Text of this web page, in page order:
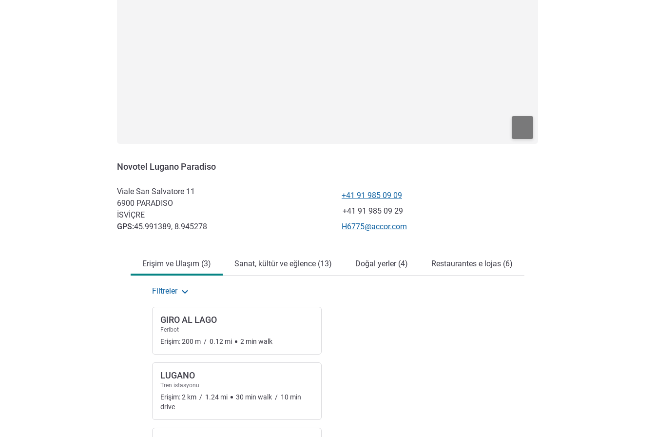
Novotel Lugano Paradiso
Viale San Salvatore 11
6900 PARADISO
İSVIÇRE
GPS:45.991389, 8.945278
Telefon
+41 91 985 09 09
Faks
+41 91 985 09 29
İletişim için e-posta
H6775@accor.com
Erişim ve Ulaşım (3) Sanat, kültür ve eğlence (13) Doğal yerler (4) Restaurantes e lojas (6)
Filtreler
GIRO AL LAGO
Feribot
Erişim:200 m / 0.12 mi 2 min walk
LUGANO
Tren istasyonu
Erişim:2 km / 1.24 mi 30 min walk / 10 min
drive